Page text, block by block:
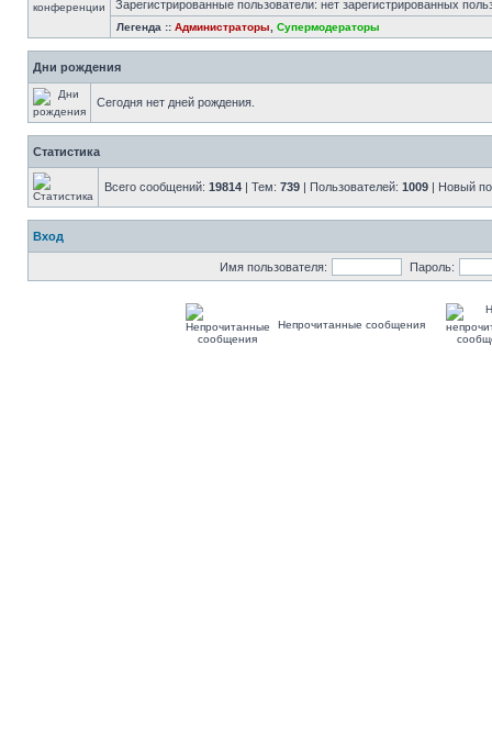
Зарегистрированные пользователи: нет зарегистрированных
Легенда :: Администраторы Супермодераторы
Дни рождения
Сегодня нет дней рождения.
Статистика
Всего сообщений: 19814 | Тем: 739 | Пользователей: 1009 | Новый
Вход
Имя пользователя: Пароль:
Непрочитанные сообщения